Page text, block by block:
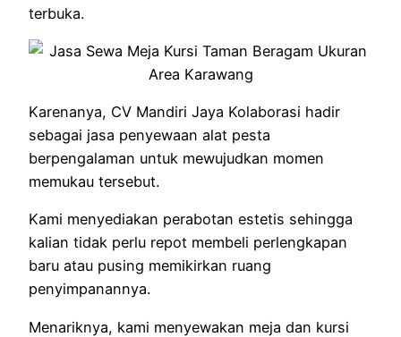
terbuka.
Karenanya, CV Mandiri Jaya Kolaborasi hadir
sebagai jasa penyewaan alat pesta
berpengalaman untuk mewujudkan momen
memukau tersebut.
Kami menyediakan perabotan estetis sehingga
kalian tidak perlu repot membeli perlengkapan
baru atau pusing memikirkan ruang
penyimpanannya.
Menariknya, kami menyewakan meja dan kursi